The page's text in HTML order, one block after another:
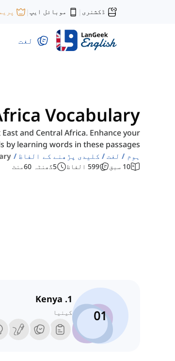
ڈکشنری | موبائل ایپ |
لغت
Vocabulary
and Central Africa. Enhance your
by learning words in these passages.
ہوم لغت کلیدی پڑھنے کے الفاظ
10 سبق 599 الفاظ 5گھنٹہ 60منٹ
01
1. Kenya
کینیا